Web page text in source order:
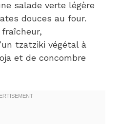
salade verte légère
douces au four.
tzatziki végétal à
et de concombre